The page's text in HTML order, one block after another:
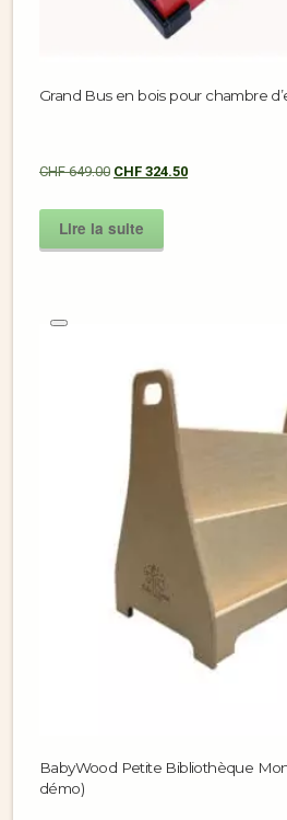
Grand Bus en bois pour chambre
CHF649.00 CHF 324.50
Lire la suite
BabyWood Petite Bibliothèque
démo)